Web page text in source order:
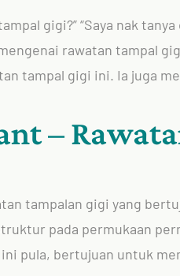
gigi?” “Saya nak
rawatan tampal
tampal gigi ini. Ia juga
–
tampalan gigi yang
pada permukaan
pula, bertujuan untuk